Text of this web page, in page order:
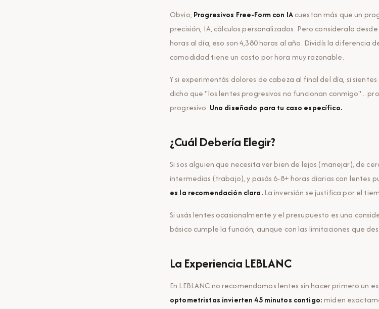
Obvio, Progresivos Free-Form con IAcuestan más que un
precisión, IA, cálculos personalizados. Pero consideralo
horas al día, eso son 4,380 horas al año. Dividís la diferencia
comodidad tiene un costo por hora muy razonable.
Y si experimentás dolores de cabeza al final del día, si
dicho que "los lentes progresivos no funcionan conmigo"...
progresivo. Uno diseñado para tu caso específico.
¿Cuál Debería Elegir?
Si sos alguien que necesita ver bien de lejos (manejar), de
intermedias (trabajo), y pasás 6-8+ horas diarias con lentes
es la recomendación clara.La inversión se justifica por el
Si usás lentes ocasionalmente y el presupuesto es una
básico cumple la función, aunque con las limitaciones que
La Experiencia LEBLANC
En LEBLANC no recomendamos lentes sin hacer primero un
optometristas invierten 45 minutos contigo:miden